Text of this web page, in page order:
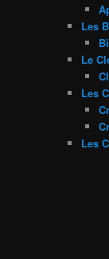
Les
Le
Les
Les